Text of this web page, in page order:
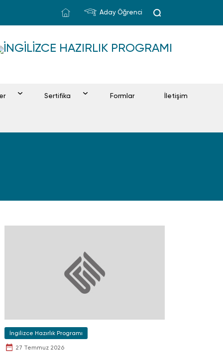
Aday Öğrenci
İNGILIZCE HAZIRLIK PROGRAMI
Sertifika Formlar İletişim
İngilizce Hazırlık Programı
27 Temmuz 2026